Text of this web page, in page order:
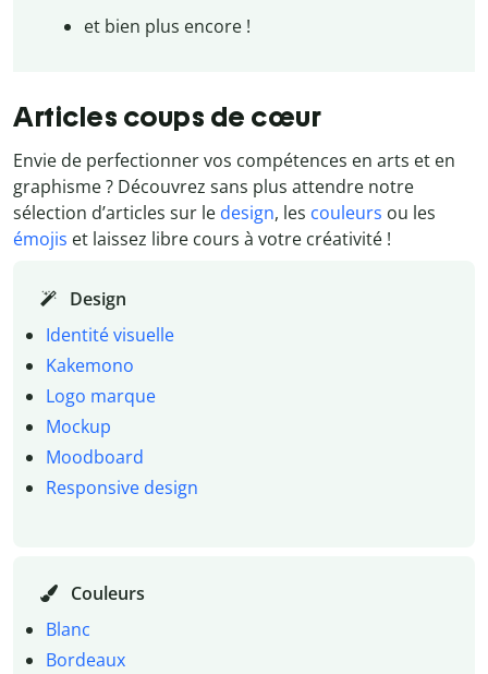
et bien plus encore !
Articles coups de cœur
Envie de perfectionner vos compétences en arts et en
graphisme ? Découvrez sans plus attendre notre
sélection d’articles sur le design, les couleurs ou les
émojis et laissez libre cours à votre créativité !
Design
Identité visuelle
Kakemono
Logo marque
Mockup
Moodboard
Responsive design
Couleurs
Blanc
Bordeaux